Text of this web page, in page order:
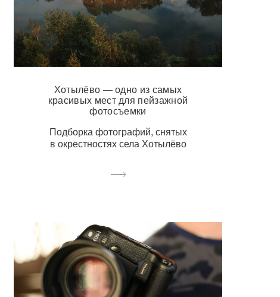
Хотылёво — одно из самых
красивых мест для пейзажной
фотосъемки
Подборка фотографий, снятых
в окрестностях села Хотылёво